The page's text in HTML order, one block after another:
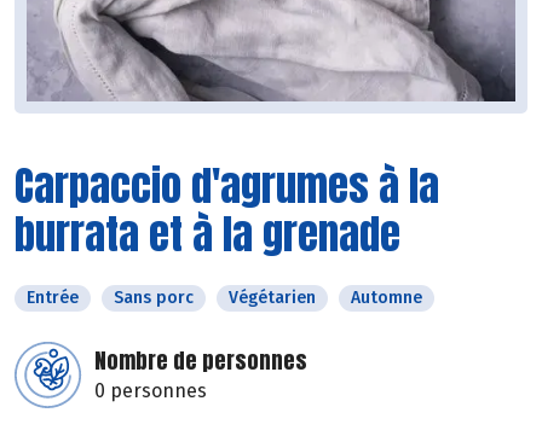
Carpaccio d'agrumes à la
burrata et à la grenade
Entrée Sans porc Végétarien Automne
Nombre de personnes
0 personnes